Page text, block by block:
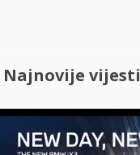
Najnovije vijesti